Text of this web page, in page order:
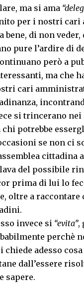
ma si ama
per i nostri cari
bene, di non
pure l’ardire di
però a
ma che
cari
si trincerano
chi potrebbe
se non ci
cittadina
del possibile
prima di lui lo
oltre a
invece si “evita”,
perchè
chiede adesso
dall’essere
sapere.